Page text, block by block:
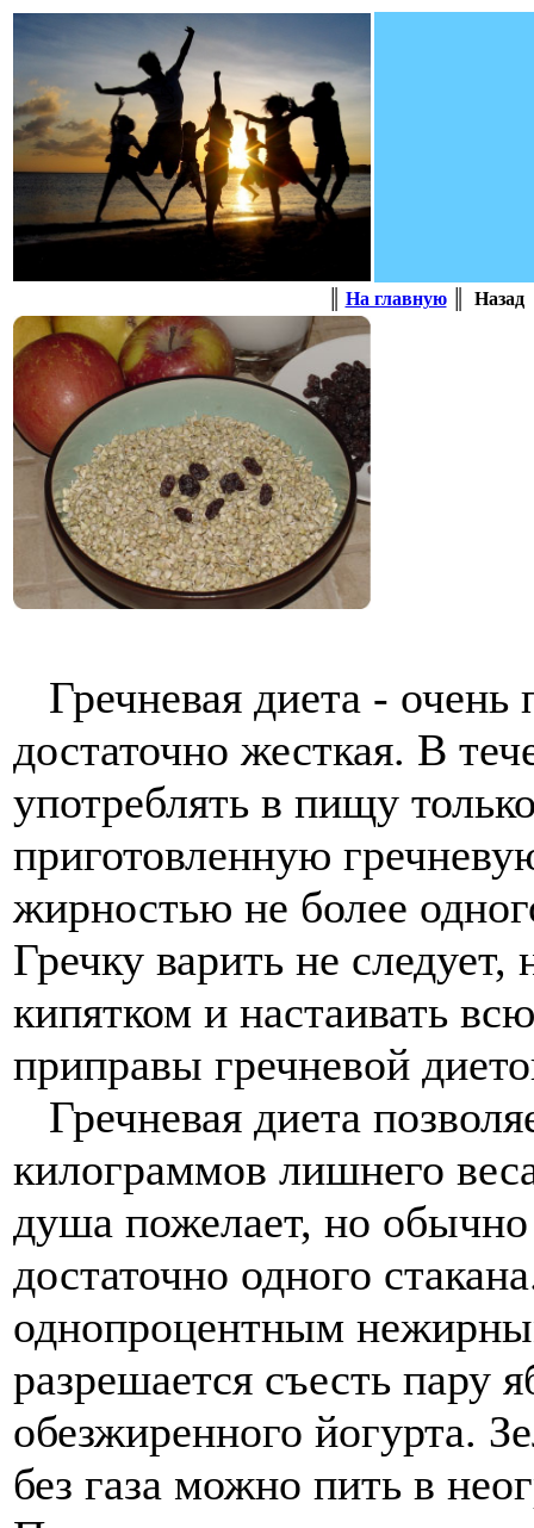
На главную║
Гречневая диета - очень
достаточно жесткая. В
употреблять в пищу
приготовленную
жирностью не более
Гречку варить не
кипятком и настаивать
приправы гречневой
Гречневая диета
килограммов лишнего
душа пожелает, но обычно
достаточно одного
однопроцентным
разрешается съесть пару
обезжиренного йогурта.
без газа можно пить в